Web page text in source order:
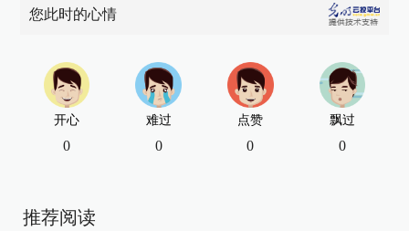
您此时的心情
开心
0
难过
0
点赞
0
飘过
0
推荐阅读